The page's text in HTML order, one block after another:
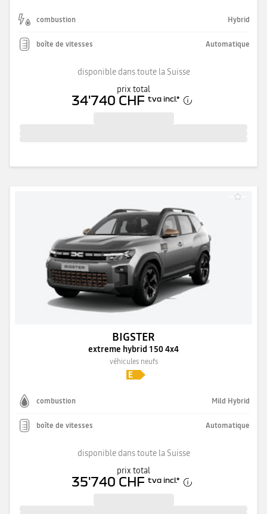
combustion Hybrid
boîte de vitesses Automatique
disponible dans toute la Suisse
prix total
34'740 CHF tva incl.*
BIGSTER
extreme hybrid 150 4x4
véhicules neufs
combustion Mild Hybrid
boîte de vitesses Automatique
disponible dans toute la Suisse
prix total
35'740 CHF tva incl.*